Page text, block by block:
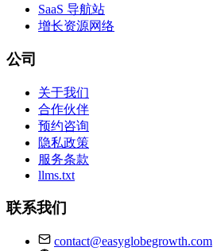
SaaS 导航站
增长资源网络
公司
关于我们
合作伙伴
预约咨询
隐私政策
服务条款
llms.txt
联系我们
contact@easyglobegrowth.com